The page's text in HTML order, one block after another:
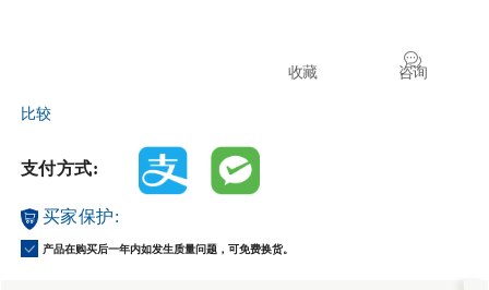
咨询
收藏
比较
支付方式:
买家保护:
产品在购买后一年内如发生质量问题，可免费换货。